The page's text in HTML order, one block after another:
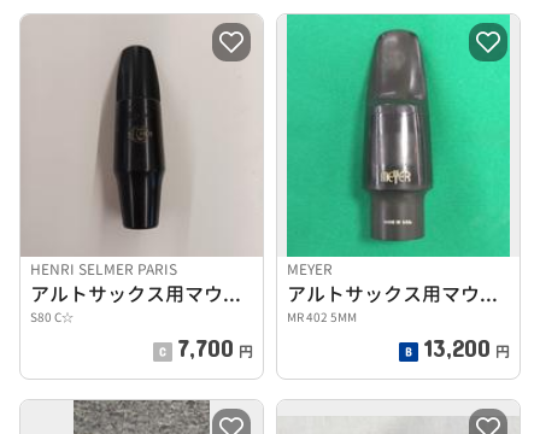
HENRI SELMER PARIS
アルトサックス用マウスピース
S80 C☆
7,700 円
MEYER
アルトサックス用マウスピース
MR 402 5MM
13,200 円